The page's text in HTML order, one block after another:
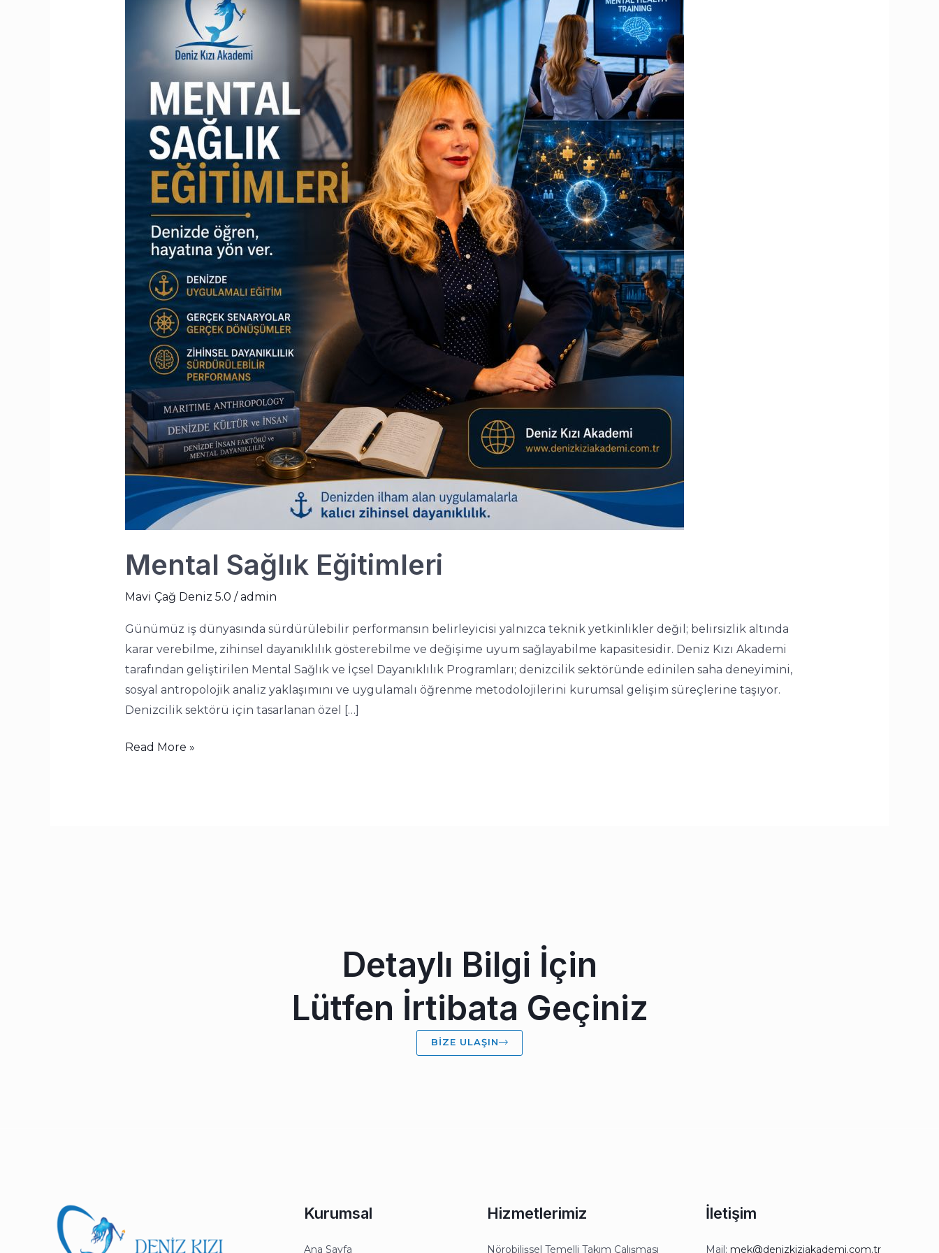
Mental Sağlık Eğitimleri
Mavi Çağ Deniz 5.0 /admin
Günümüz iş dünyasında sürdürülebilir performansın belirleyicisi yalnızca teknik yetkinlikler değil; belirsizlik altında
karar verebilme, zihinsel dayanıklılık gösterebilme ve değişime uyum sağlayabilme kapasitesidir. Deniz Kızı Akademi
tarafından geliştirilen Mental Sağlık ve İçsel Dayanıklılık Programları; denizcilik sektöründe edinilen saha deneyimini,
sosyal antropolojik analiz yaklaşımını ve uygulamalı öğrenme metodolojilerini kurumsal gelişim süreçlerine taşıyor.
Denizcilik sektörü için tasarlanan özel […]
Read More »
Detaylı Bilgi İçin
Lütfen İrtibata Geçiniz
BIZE ULAŞIN
Kurumsal
Ana Sayfa
Hizmetlerimiz
Nörobilişsel Temelli Takım Çalışması
İletişim
Mail: mek@denizkiziakademi.com.tr